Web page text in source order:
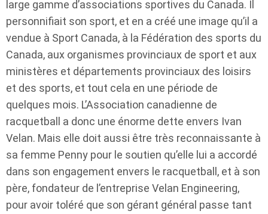
large gamme d’associations sportives du Canada. Il
personnifiait son sport, et en a créé une image qu’il a
vendue à Sport Canada, à la Fédération des sports du
Canada, aux organismes provinciaux de sport et aux
ministères et départements provinciaux des loisirs
et des sports, et tout cela en une période de
quelques mois. L’Association canadienne de
racquetball a donc une énorme dette envers Ivan
Velan. Mais elle doit aussi être très reconnaissante à
sa femme Penny pour le soutien qu’elle lui a accordé
dans son engagement envers le racquetball, et à son
père, fondateur de l’entreprise Velan Engineering,
pour avoir toléré que son gérant général passe tant